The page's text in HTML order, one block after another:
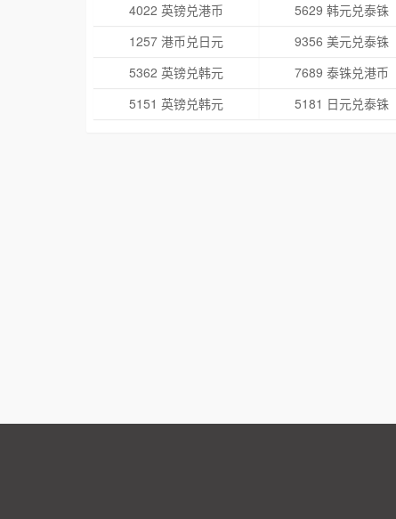
4022 英镑兑港币
5629 韩元兑泰铢
1257 港币兑日元
9356 美元兑泰铢
5362 英镑兑韩元
7689 泰铢兑港币
5151 英镑兑韩元
5181 日元兑泰铢